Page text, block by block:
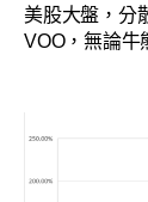
美股大盤，分
VOO，無論牛